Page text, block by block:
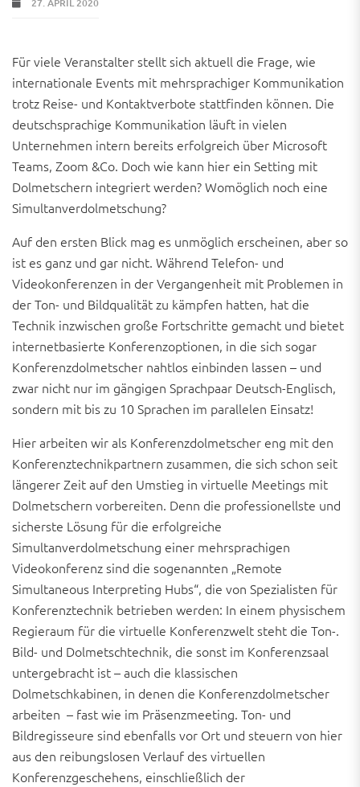
Für viele Veranstalter stellt sich aktuell die Frage, wie
internationale Events mit mehrsprachiger Kommunikation
trotz Reise- und Kontaktverbote stattfinden können. Die
deutschsprachige Kommunikation läuft in vielen
Unternehmen intern bereits erfolgreich über Microsoft
Teams, Zoom &Co. Doch wie kann hier ein Setting mit
Dolmetschern integriert werden? Womöglich noch eine
Simultanverdolmetschung?
Auf den ersten Blick mag es unmöglich erscheinen, aber so
ist es ganz und gar nicht. Während Telefon- und
Videokonferenzen in der Vergangenheit mit Problemen in
der Ton- und Bildqualität zu kämpfen hatten, hat die
Technik inzwischen große Fortschritte gemacht und bietet
internetbasierte Konferenzoptionen, in die sich sogar
Konferenzdolmetscher nahtlos einbinden lassen – und
zwar nicht nur im gängigen Sprachpaar Deutsch-Englisch,
sondern mit bis zu 10 Sprachen im parallelen Einsatz!
Hier arbeiten wir als Konferenzdolmetscher eng mit den
Konferenztechnikpartnern zusammen, die sich schon seit
längerer Zeit auf den Umstieg in virtuelle Meetings mit
Dolmetschern vorbereiten. Denn die professionellste und
sicherste Lösung für die erfolgreiche
Simultanverdolmetschung einer mehrsprachigen
Videokonferenz sind die sogenannten „Remote
Simultaneous Interpreting Hubs“, die von Spezialisten für
Konferenztechnik betrieben werden: In einem physischem
Regieraum für die virtuelle Konferenzwelt steht die Ton-.
Bild- und Dolmetschtechnik, die sonst im Konferenzsaal
untergebracht ist – auch die klassischen
Dolmetschkabinen, in denen die Konferenzdolmetscher
arbeiten – fast wie im Präsenzmeeting. Ton- und
Bildregisseure sind ebenfalls vor Ort und steuern von hier
aus den reibungslosen Verlauf des virtuellen
Konferenzgeschehens, einschließlich der